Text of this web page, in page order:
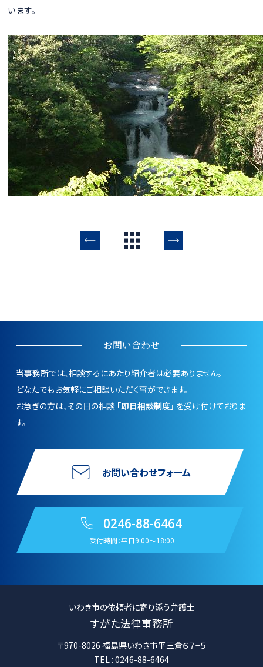
います。
お問い合わせ
当事務所では、相談するにあたり紹介者は必要ありません。
どなたでもお気軽にご相談いただく事ができます。
お急ぎの方は、その日の相談 「即日相談制度」 を受け付けておりま
す。
お問い合わせフォーム
0246-88-6464
受付時間：平日9:00〜18:00
いわき市の依頼者に寄り添う弁護士
すがた法律事務所
〒970-8026 福島県いわき市平三倉６７−５
TEL : 0246-88-6464